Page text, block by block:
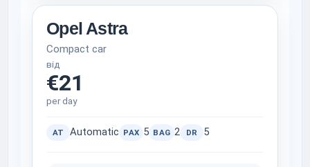
Opel Astra
Compact car
від
€21
per day
AT Automatic PAX 5 BAG 2 DR 5